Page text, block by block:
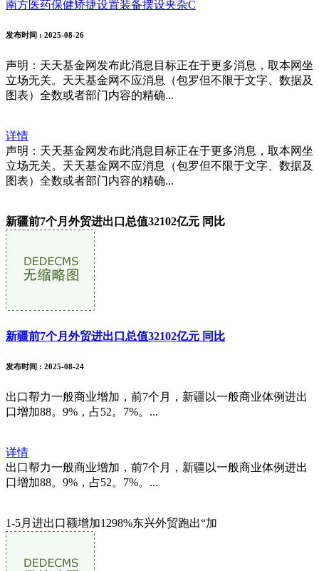
南方医药保健矫捷设置装备摆设夹杂C
发布时间 : 2025-08-26
声明：天天基金网发布此消息目标正在于更多消息，取本网坐
立场无关。天天基金网不应消息（包罗但不限于文字、数据及
图表）全数或者部门内容的精确...
详情
声明：天天基金网发布此消息目标正在于更多消息，取本网坐
立场无关。天天基金网不应消息（包罗但不限于文字、数据及
图表）全数或者部门内容的精确...
新疆前7个月外贸进出口总值32102亿元 同比
新疆前7个月外贸进出口总值32102亿元 同比
发布时间 : 2025-08-24
出口帮力一般商业增加，前7个月，新疆以一般商业体例进出
口增加88。9%，占52。7%。...
详情
出口帮力一般商业增加，前7个月，新疆以一般商业体例进出
口增加88。9%，占52。7%。...
1-5月进出口额增加1298%东兴外贸跑出“加